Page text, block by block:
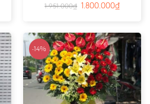
1.951.000₫ 1.800.000₫
-14%